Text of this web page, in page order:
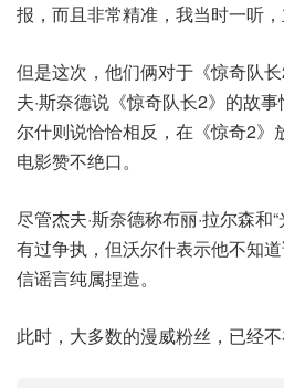
报，而且非常精准，我当时一听，
但是这次，他们俩对于《惊奇队
夫·斯奈德说《惊奇队长2》的故
尔什则说恰恰相反，在《惊奇2》
电影赞不绝口。
尽管杰夫·斯奈德称布丽·拉尔森和
有过争执，但沃尔什表示他不知
信谣言纯属捏造。
此时，大多数的漫威粉丝，已经